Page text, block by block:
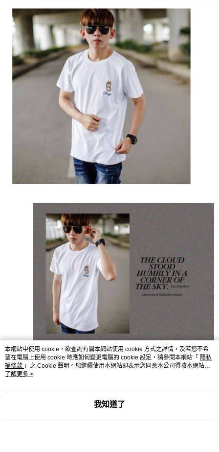
本網站中使用 cookie，欲查詢有關本網站使用 cookie 方式之詳情，及若您不希
望在電腦上使用 cookie 時應如何變更電腦的 cookie 設定，請參閱本網站「 隱私
權條款 」之 Cookie 聲明。您繼續使用本網站即表示您同意本公司得按本網站使
用條款之 Cookie 聲明使用 cookie。
了解更多 >
我知道了